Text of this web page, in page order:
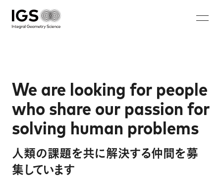
Technology
Solution
マイクロ波マンモグラフィ
蓄電池非破壊画像診断システム
ウォークスルー型セキュリティシステム
JAENZHKO
We are looking for people
who share our passion for
solving human problems
人類の課題を共に解決する仲間を募
集しています